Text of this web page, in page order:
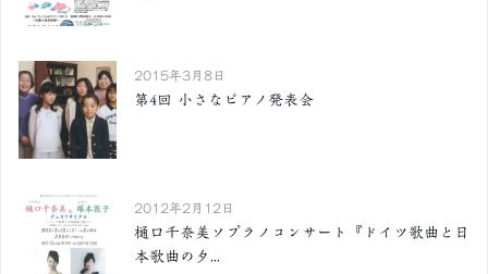
2015年3月8日
第4回 小さなピアノ発表会
2012年2月12日
樋口千奈美ソプラノコンサート『ドイツ歌曲と日
本歌曲の夕...